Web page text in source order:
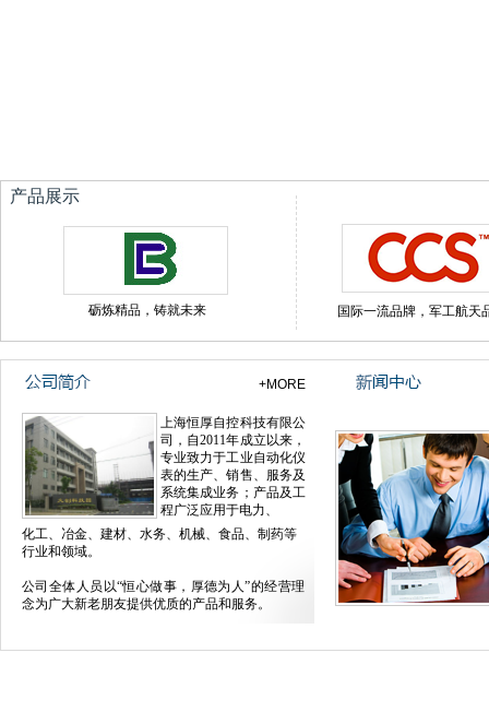
双击此处添加文字
产品展示
砺炼精品，铸就未来 国际一流品牌，军工航天
上海恒厚自控科技有限公
司，自2011年成立以来，
专业致力于工业自动化仪
表的生产、销售、服务及
系统集成业务；产品及工
程广泛应用于电力、
化工、冶金、建材、水务、机械、食品、制药等
行业和领域。
公司全体人员以“恒心做事，厚德为人”的经营理
念为广大新老朋友提供优质的产品和服务。
双击此
+MORE